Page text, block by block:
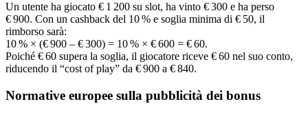
Un utente ha giocato € 1 200 su slot, ha vinto € 300 e ha perso
€ 900. Con un cashback del 10 % e soglia minima di € 50, il
rimborso sarà:
10 % × (€ 900 – € 300) = 10 % × € 600 = € 60.
Poiché € 60 supera la soglia, il giocatore riceve € 60 nel suo conto,
riducendo il “cost of play” da € 900 a € 840.
Normative europee sulla pubblicità dei bonus